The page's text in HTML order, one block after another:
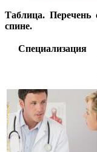
Таблица. Перечень
спине.
Специализация